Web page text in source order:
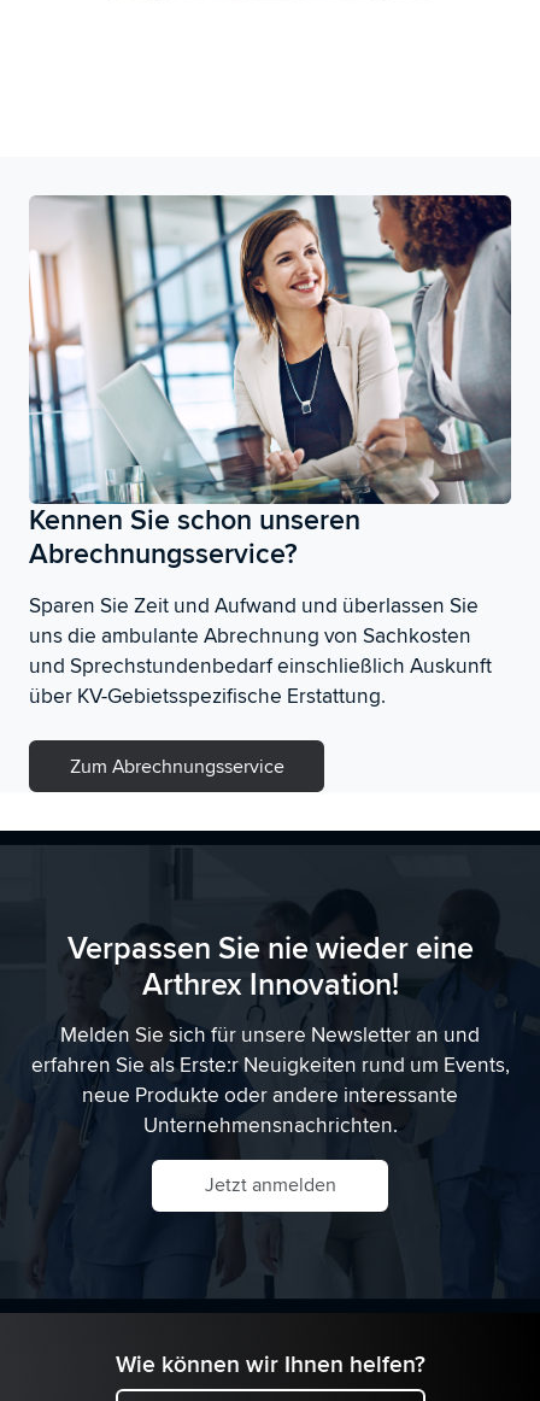
Kennen Sie schon unseren
Abrechnungsservice?
Sparen Sie Zeit und Aufwand und überlassen Sie
uns die ambulante Abrechnung von Sachkosten
und Sprechstundenbedarf einschließlich Auskunft
über KV-Gebietsspezifische Erstattung.
Zum Abrechnungsservice
Verpassen Sie nie wieder eine
Arthrex Innovation!
Melden Sie sich für unsere Newsletter an und
erfahren Sie als Erste:r Neuigkeiten rund um Events,
neue Produkte oder andere interessante
Unternehmensnachrichten.
Jetzt anmelden
Wie können wir Ihnen helfen?